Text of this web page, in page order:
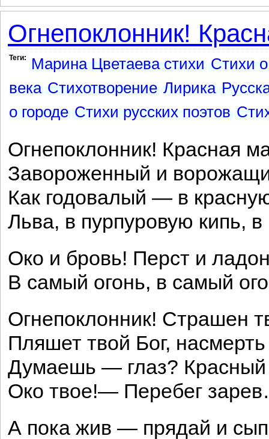
Огнепоклонник!
Теги: Марина Цветаева стихи Стихи
века Стихотворение Лирика
о городе Стихи русских поэтов
Огнепоклонник! Красная
Завороженный и
Как годовалый — в
Льва, в пурпуровую кипь,
Око и бровь! Перст и
В самый огонь, в самый
Огнепоклонник! Страшен
Пляшет твой Бог,
Думаешь — глаз?
Око твое!— Перебег
А пока жив — прядай и